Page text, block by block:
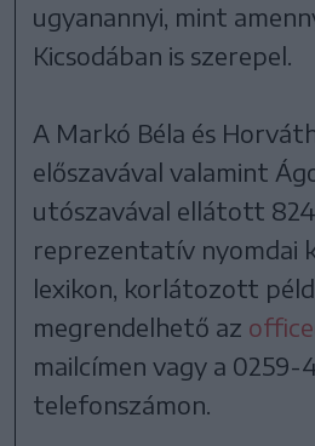
ugyanannyi, mint
Kicsodában is szerepel.
A Markó Béla és
előszavával valamint
utószavával ellátott 824
reprezentatív nyomdai
lexikon, korlátozott
megrendelhető az
mailcímen vagy a 0259-
telefonszámon.